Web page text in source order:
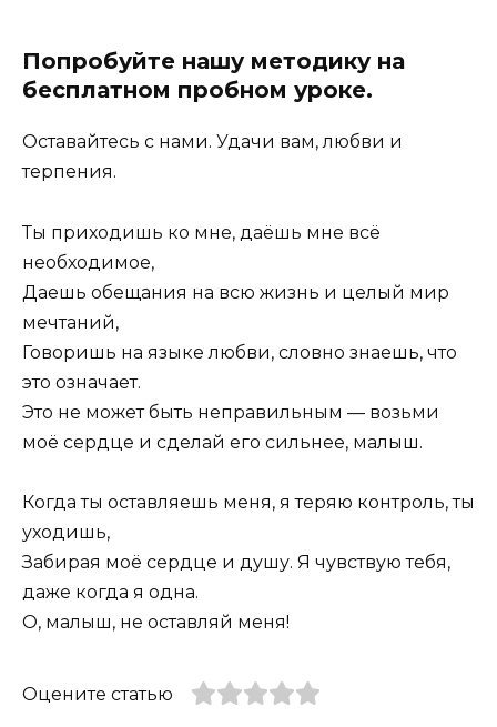
Попробуйте нашу методику на
бесплатном пробном уроке.
Оставайтесь с нами. Удачи вам, любви и
терпения.
Ты приходишь ко мне, даёшь мне всё
необходимое,
Даешь обещания на всю жизнь и целый мир
мечтаний,
Говоришь на языке любви, словно знаешь, что
это означает.
Это не может быть неправильным — возьми
моё сердце и сделай его сильнее, малыш.
Когда ты оставляешь меня, я теряю контроль, ты
уходишь,
Забирая моё сердце и душу. Я чувствую тебя,
даже когда я одна.
О, малыш, не оставляй меня!
Оцените статью